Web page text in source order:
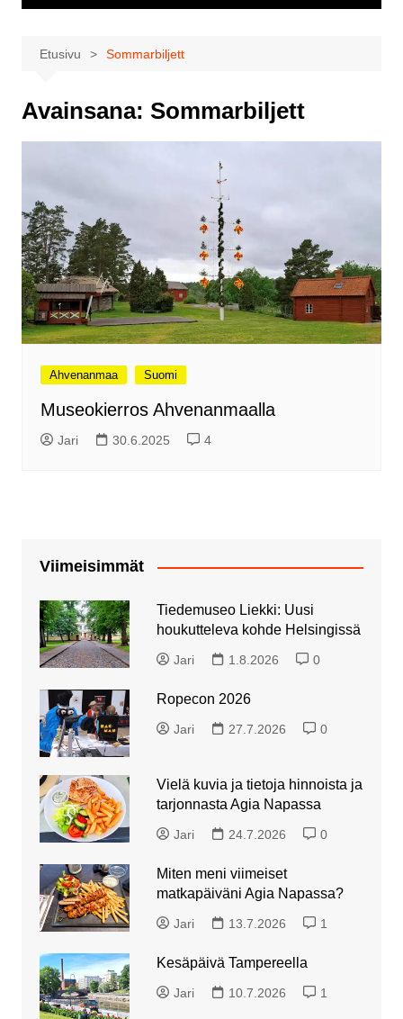
Etusivu Sommarbiljett
Avainsana: Sommarbiljett
Ahvenanmaa Suomi
Museokierros Ahvenanmaalla
Jari 30.6.2025 4
Viimeisimmät
Tiedemuseo Liekki: Uusi
houkutteleva kohde Helsingissä
Jari 1.8.2026 0
Ropecon 2026
Jari 27.7.2026 0
Vielä kuvia ja tietoja hinnoista ja
tarjonnasta Agia Napassa
Jari 24.7.2026 0
Miten meni viimeiset
matkapäiväni Agia Napassa?
Jari 13.7.2026 1
Kesäpäivä Tampereella
Jari 10.7.2026 1